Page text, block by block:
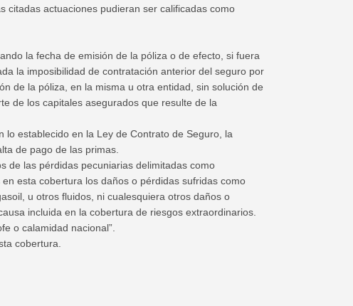
citadas actuaciones pudieran ser calificadas como
la fecha de emisión de la póliza o de efecto, si fuera
la imposibilidad de contratación anterior del seguro por
de la póliza, en la misma u otra entidad, sin solución de
de los capitales asegurados que resulte de la
establecido en la Ley de Contrato de Seguro, la
de pago de las primas.
de las pérdidas pecuniarias delimitadas como
esta cobertura los daños o pérdidas sufridas como
u otros fluidos, ni cualesquiera otros daños o
incluida en la cobertura de riesgos extraordinarios.
o calamidad nacional”.
cobertura.